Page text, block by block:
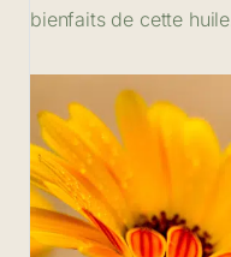
bienfaits de cette